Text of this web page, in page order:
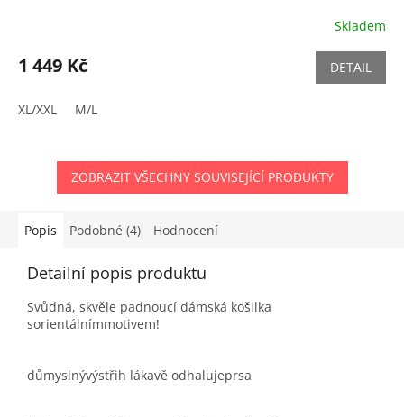
Skladem
1 449 Kč DETAIL
XL/XXL M/L
ZOBRAZIT VŠECHNY SOUVISEJÍCÍ PRODUKTY
Popis Podobné (4) Hodnocení
Detailní popis produktu
Svůdná, skvěle padnoucí dámská košilka
sorientálnímmotivem!
důmyslnývýstřih lákavě odhalujeprsa